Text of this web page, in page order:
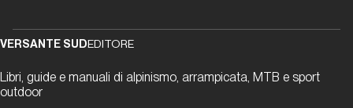
celle
alle
VERSANTE SUDEDITORE
Libri, guide e manuali di alpinismo, arrampicata, MTB e sport
outdoor